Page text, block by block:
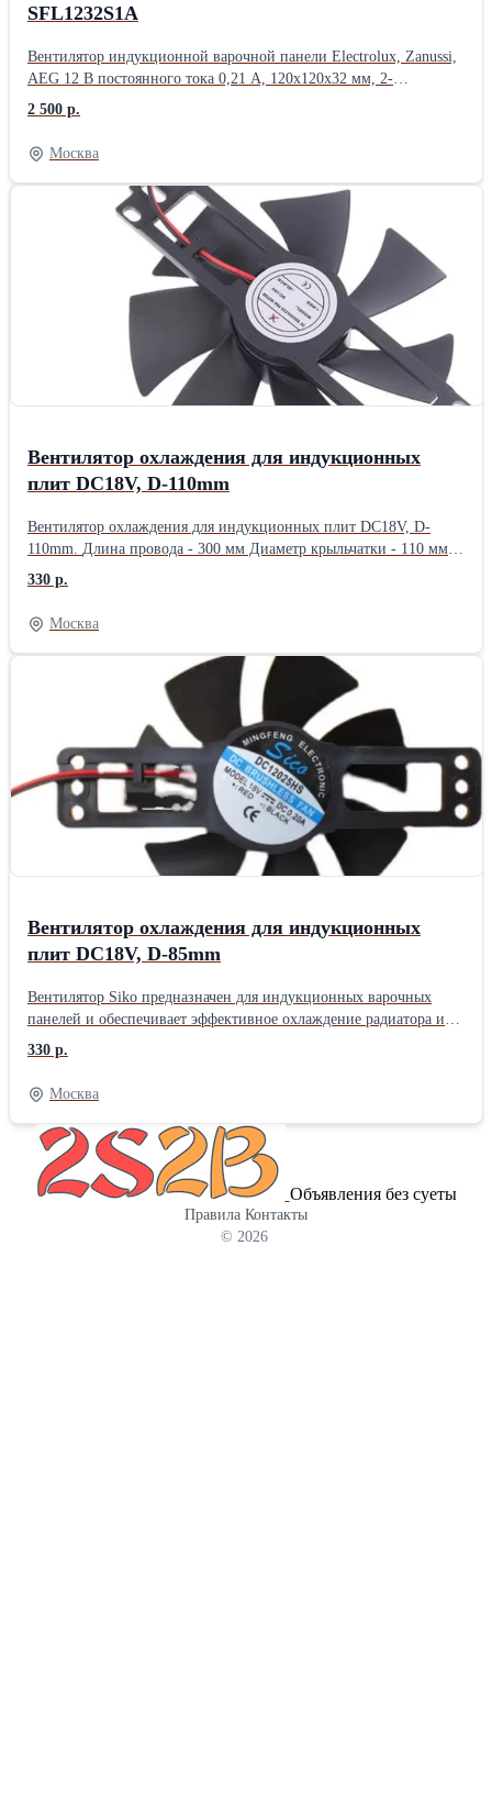
SFL1232S1A
Вентилятор индукционной варочной панели Electrolux, Zanussi,
AEG 12 В постоянного тока 0,21 А, 120x120x32 мм, 2-
проводной .
2 500 р.
Москва
Вентилятор охлаждения для индукционных
плит DC18V, D-110mm
Вентилятор охлаждения для индукционных плит DC18V, D-
110mm. Длина провода - 300 мм Диаметр крыльчатки - 110 мм
Размер крепежной пластины - 145х28 мм Ток - 0,2 А
Производительность - 120 м3/ч Скорость вращения - 2800 об/
мин Уровень шума - 28,8 dB Тип коннектора - 2 pin Вентилятор
универсальный и совместим с большинством индукционных
плит: Gorenje, Vortmax, Iterma, Hurakan, Airhot, Kobor, Luxstahl и
330 р.
Москва
Вентилятор охлаждения для индукционных
плит DC18V, D-85mm
Вентилятор Siko предназначен для индукционных варочных
панелей и обеспечивает эффективное охлаждение радиатора и
катушки индукционной плиты на платах генератора. Размеры
(ШxГxВ) 83x120x25 мм
330 р.
Москва
Объявления без суеты
Правила Контакты
© 2026